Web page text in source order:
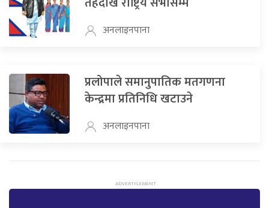
अनलाइनपाना
प्रलोपाले समानुपातिक मतगणना
केन्द्रमा प्रतिनिधि खटाउने
अनलाइनपाना